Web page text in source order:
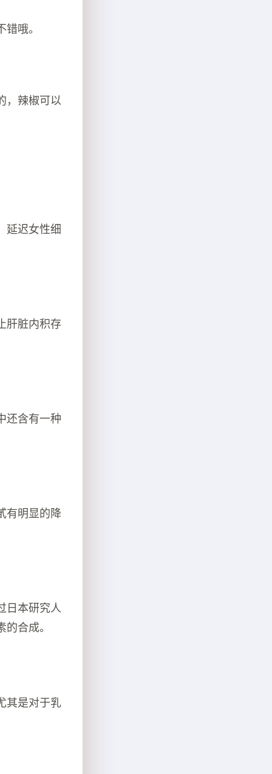
哦。
，辣椒可以
延迟女性细
肝脏内积存
还含有一种
有明显的降
日本研究人
合成。
其是对于乳